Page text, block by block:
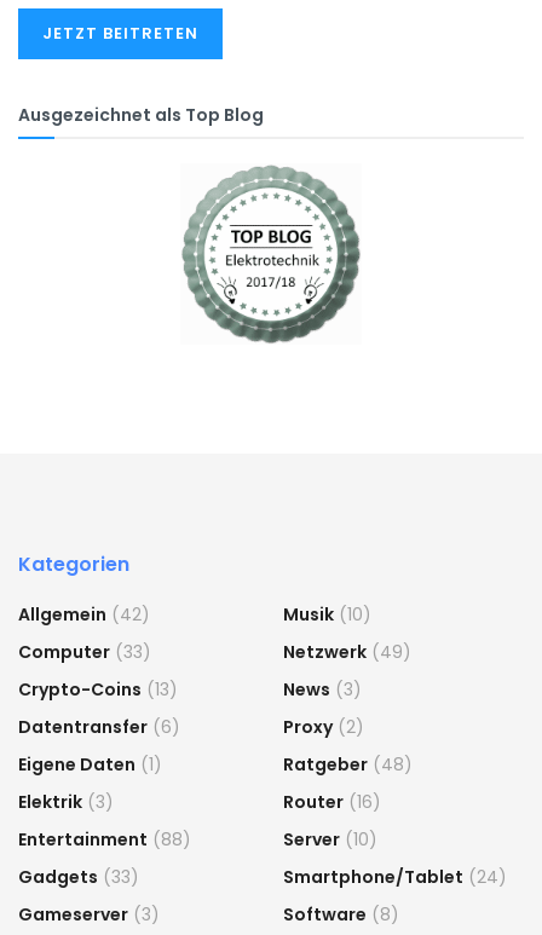
JETZT BEITRETEN
Ausgezeichnet als Top Blog
Kategorien
Allgemein (42)
Computer (33)
Crypto-Coins (13)
Datentransfer (6)
Eigene Daten (1)
Elektrik (3)
Entertainment (88)
Gadgets (33)
Gameserver (3)
Musik (10)
Netzwerk (49)
News (3)
Proxy(2)
Ratgeber (48)
Router (16)
Server (10)
Smartphone/Tablet (24)
Software (8)